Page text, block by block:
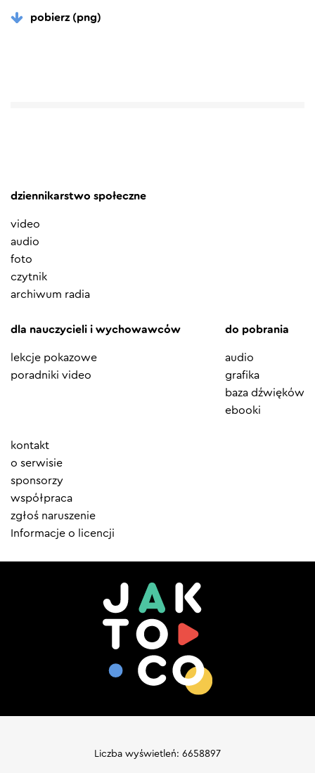
pobierz (png)
dziennikarstwo społeczne
video
audio
foto
czytnik
archiwum radia
dla nauczycieli i wychowawców
lekcje pokazowe
poradniki video
do pobrania
audio
grafika
baza dźwięków
ebooki
Element
menu
kontakt
o serwisie
sponsorzy
współpraca
zgłoś naruszenie
Informacje o licencji
Liczba wyświetleń: 6658897